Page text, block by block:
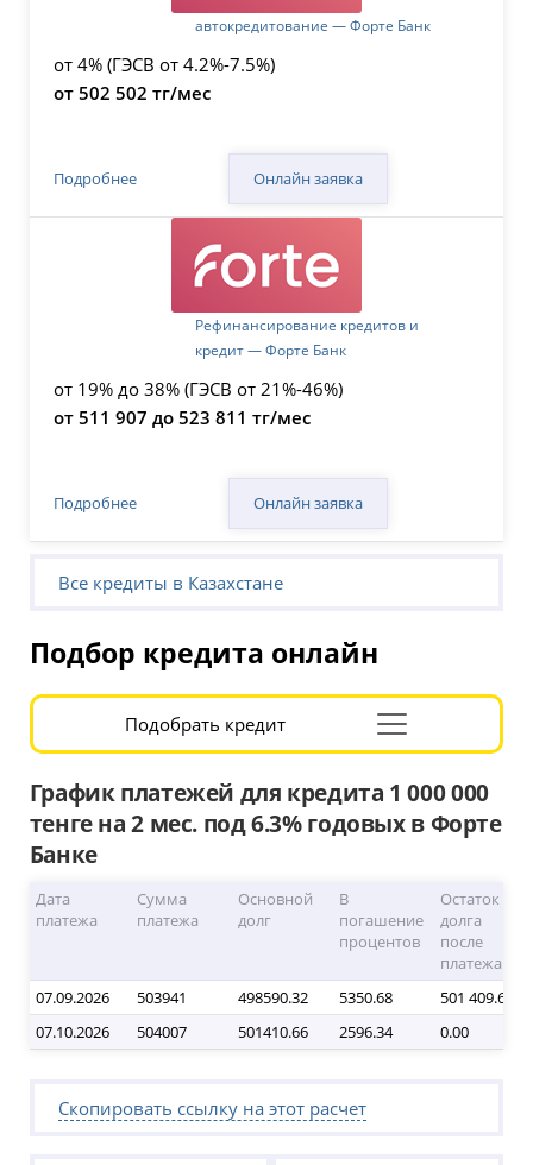
автокредитование — Форте Банк
от 4% (ГЭСВ от 4.2%-7.5%)
от 502 502 тг/мес
Подробнее Онлайн заявка
Рефинансирование кредитов и
кредит — Форте Банк
от 19% до 38% (ГЭСВ от 21%-46%)
от 511 907 до 523 811 тг/мес
Подробнее Онлайн заявка
Все кредиты в Казахстане
Подбор кредита онлайн
Подобрать кредитРаскрыть
форму
подбора
График платежей для кредита 1 000 000
тенге на 2 мес. под 6.3% годовых в Форте
Банке
Дата
платежа
Сумма
платежа
Основной
долг
В
погашение
процентов
Остаток
долга
после
платежа
07.09.2026
503941 498590.32 5350.68
501 409.68
07.10.2026
504007 501410.66 2596.34 0.00
Скопировать ссылку на этот расчет